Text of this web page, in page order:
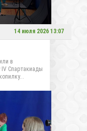
14 июля 2026 13:07
в
Спартакиады